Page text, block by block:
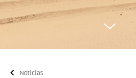
Noticias